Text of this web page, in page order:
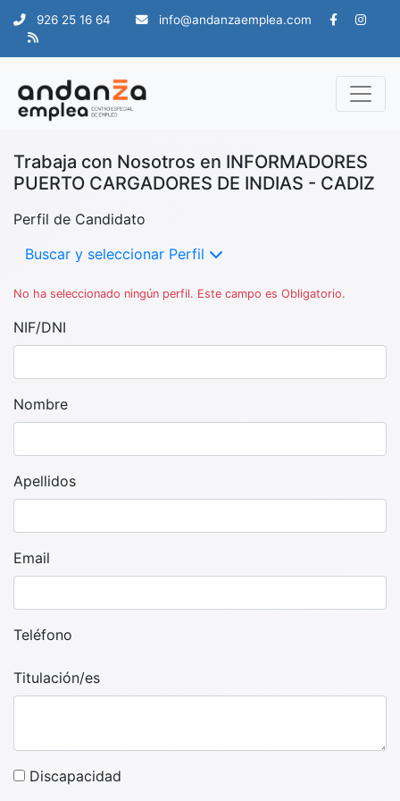
926 25 16 64 info@andanzaemplea.com
Trabaja con Nosotros en INFORMADORES
PUERTO CARGADORES DE INDIAS - CADIZ
Perfil de Candidato
Buscar y seleccionar Perfil
No ha seleccionado ningún perfil. Este campo es Obligatorio.
NIF/DNI
Nombre
Apellidos
Email
Teléfono
Titulación/es
Discapacidad